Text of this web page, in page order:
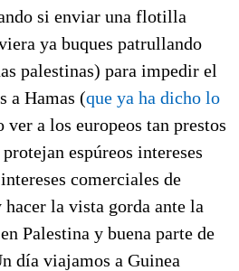
si enviar una flotilla
ya buques patrullando
palestinas) para impedir el
a Hamas (que ya ha dicho lo
ver a los europeos tan prestos
espúreos intereses
comerciales de
la vista gorda ante la
Palestina y buena parte de
día viajamos a Guinea